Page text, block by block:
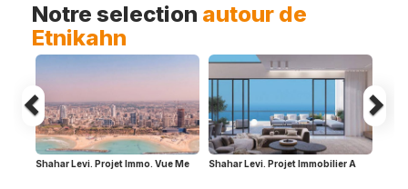
Notre selection autour de
Etnikahn
Shahar Levi. Projet Immo. Vue Me Shahar Levi. Projet Immobilier A